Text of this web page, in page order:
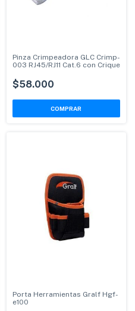
Pinza Crimpeadora GLC Crimp-
003 RJ45/RJ11 Cat.6 con Crique
$58.000
Porta Herramientas Gralf Hgf-
e100